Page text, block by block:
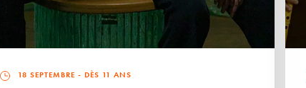
18 SEPTEMBRE - DÈS 11 ANS